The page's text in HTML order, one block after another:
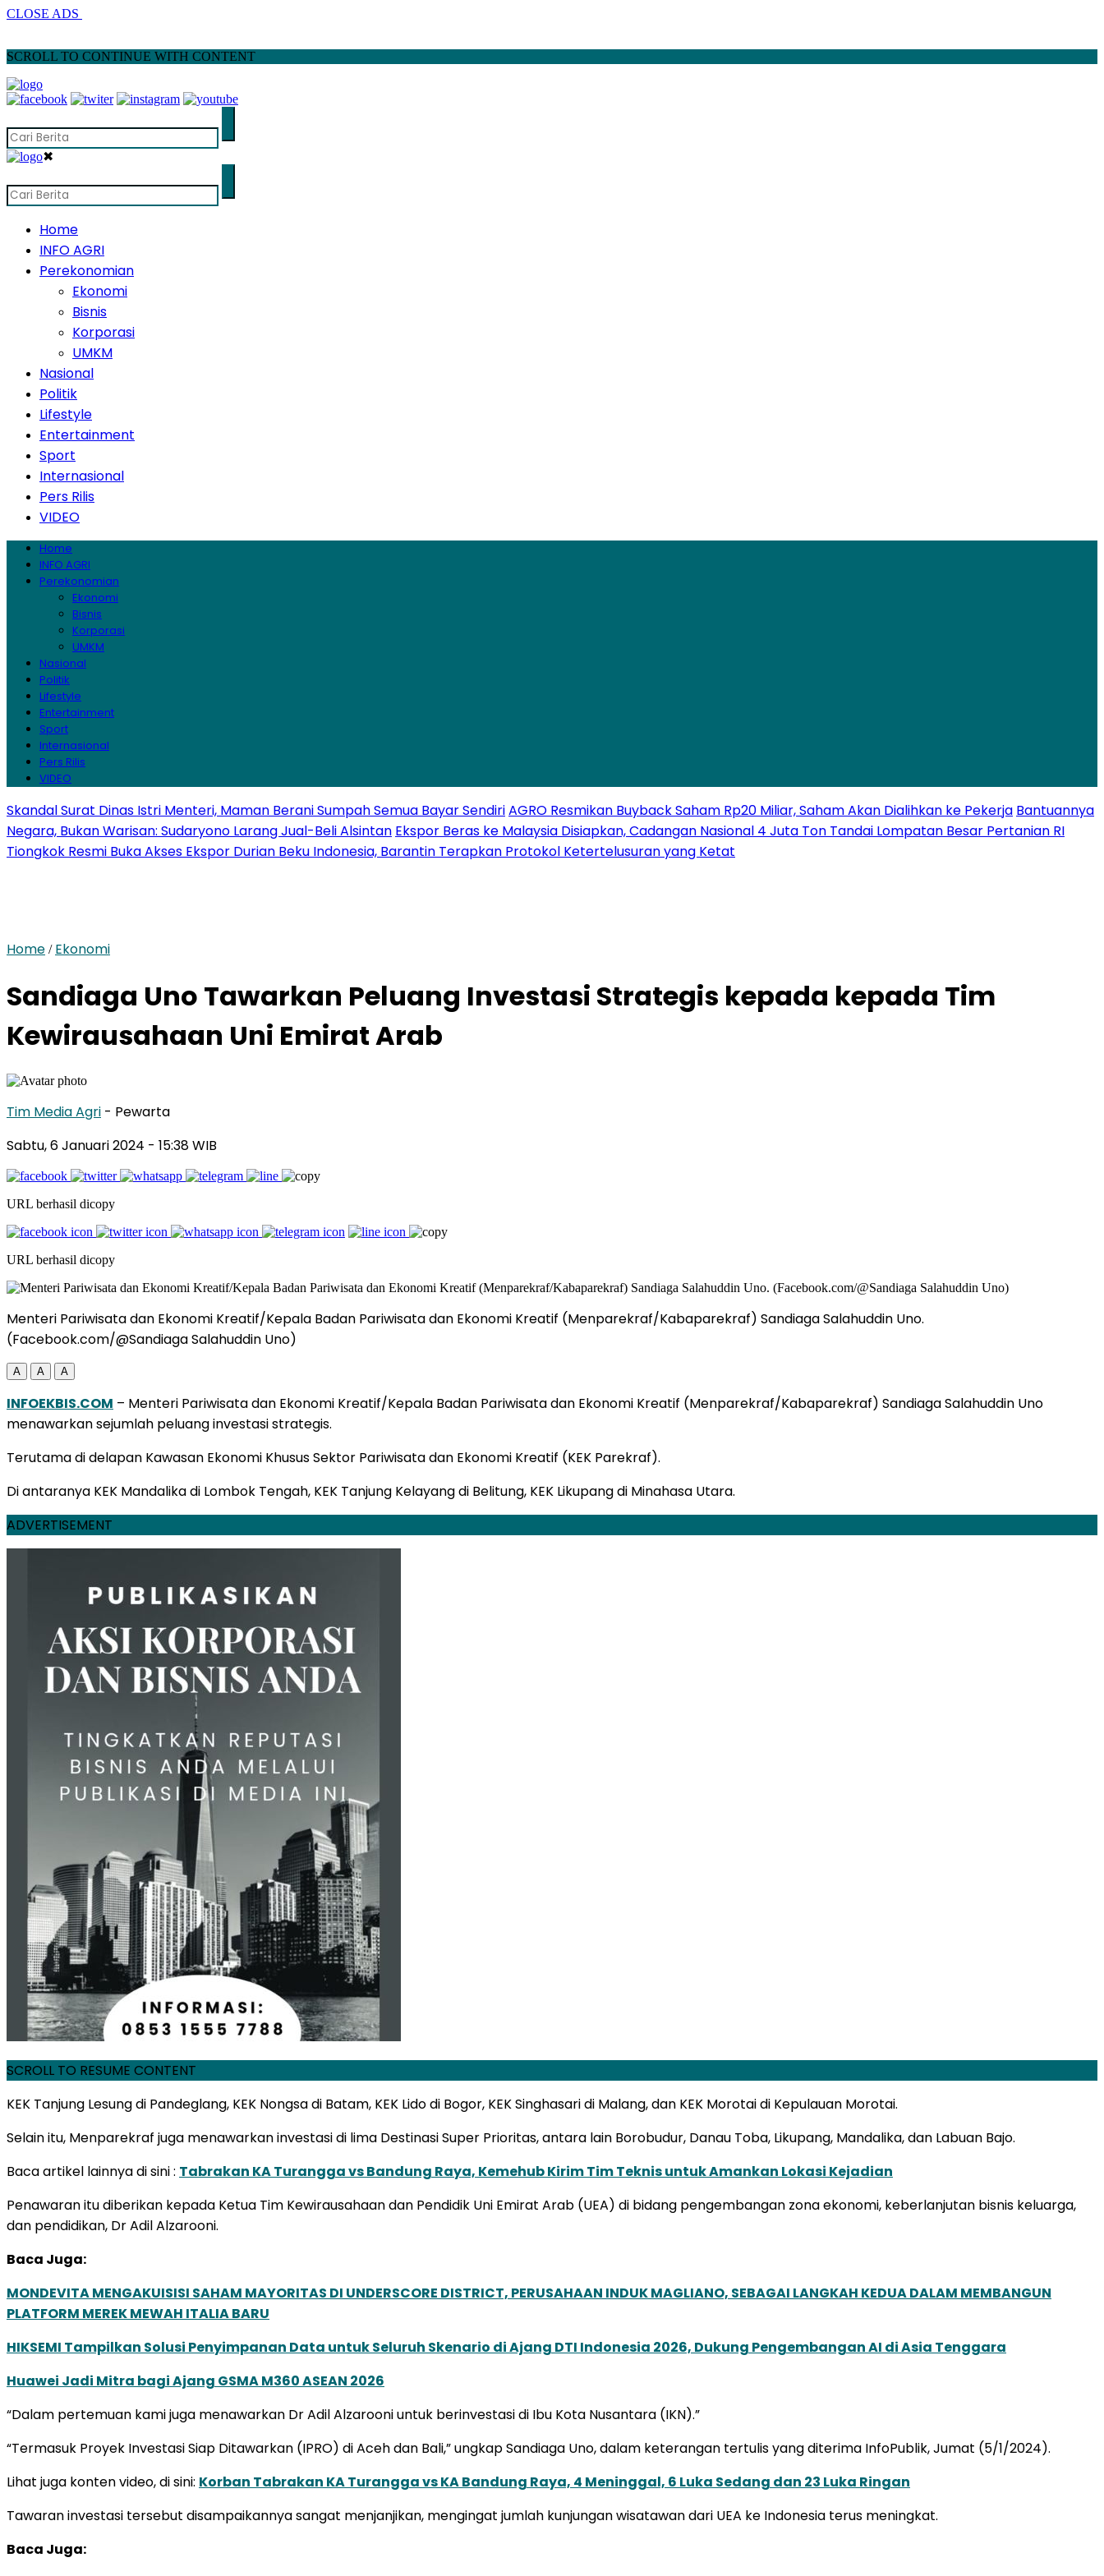
CLOSE ADS
SCROLL TO CONTINUE WITH CONTENT
✖
Home
INFO AGRI
Perekonomian
Ekonomi
Bisnis
Korporasi
UMKM
Nasional
Politik
Lifestyle
Entertainment
Sport
Internasional
Pers Rilis
VIDEO
Home
INFO AGRI
Perekonomian
Ekonomi
Bisnis
Korporasi
UMKM
Nasional
Politik
Lifestyle
Entertainment
Sport
Internasional
Pers Rilis
VIDEO
Skandal Surat Dinas Istri Menteri, Maman Berani Sumpah Semua Bayar SendiriAGRO Resmikan Buyback Saham Rp20 Miliar, Saham Akan Dialihkan ke Pekerja Bantuannya
Negara, Bukan Warisan: Sudaryono Larang Jual-Beli Alsintan Ekspor Beras ke Malaysia Disiapkan, Cadangan Nasional 4 Juta Ton Tandai Lompatan Besar Pertanian RI
Tiongkok Resmi Buka Akses Ekspor Durian Beku Indonesia, Barantin Terapkan Protokol Ketertelusuran yang Ketat
Home / Ekonomi
Sandiaga Uno Tawarkan Peluang Investasi Strategis kepada kepada Tim
Kewirausahaan Uni Emirat Arab
Tim Media Agri - Pewarta
Sabtu, 6 Januari 2024 - 15:38 WIB
URL berhasil dicopy
URL berhasil dicopy
Menteri Pariwisata dan Ekonomi Kreatif/Kepala Badan Pariwisata dan Ekonomi Kreatif (Menparekraf/Kabaparekraf) Sandiaga Salahuddin Uno.
(Facebook.com/@Sandiaga Salahuddin Uno)
A A A
INFOEKBIS.COM – Menteri Pariwisata dan Ekonomi Kreatif/Kepala Badan Pariwisata dan Ekonomi Kreatif (Menparekraf/Kabaparekraf) Sandiaga Salahuddin Uno
menawarkan sejumlah peluang investasi strategis.
Terutama di delapan Kawasan Ekonomi Khusus Sektor Pariwisata dan Ekonomi Kreatif (KEK Parekraf).
Di antaranya KEK Mandalika di Lombok Tengah, KEK Tanjung Kelayang di Belitung, KEK Likupang di Minahasa Utara.
ADVERTISEMENT
SCROLL TO RESUME CONTENT
KEK Tanjung Lesung di Pandeglang, KEK Nongsa di Batam, KEK Lido di Bogor, KEK Singhasari di Malang, dan KEK Morotai di Kepulauan Morotai.
Selain itu, Menparekraf juga menawarkan investasi di lima Destinasi Super Prioritas, antara lain Borobudur, Danau Toba, Likupang, Mandalika, dan Labuan Bajo.
Baca artikel lainnya di sini : Tabrakan KA Turangga vs Bandung Raya, Kemehub Kirim Tim Teknis untuk Amankan Lokasi Kejadian
Penawaran itu diberikan kepada Ketua Tim Kewirausahaan dan Pendidik Uni Emirat Arab (UEA) di bidang pengembangan zona ekonomi, keberlanjutan bisnis keluarga,
dan pendidikan, Dr Adil Alzarooni.
Baca Juga:
MONDEVITA MENGAKUISISI SAHAM MAYORITAS DI UNDERSCORE DISTRICT, PERUSAHAAN INDUK MAGLIANO, SEBAGAI LANGKAH KEDUA DALAM MEMBANGUN
PLATFORM MEREK MEWAH ITALIA BARU
HIKSEMI Tampilkan Solusi Penyimpanan Data untuk Seluruh Skenario di Ajang DTI Indonesia 2026, Dukung Pengembangan AI di Asia Tenggara
Huawei Jadi Mitra bagi Ajang GSMA M360 ASEAN 2026
“Dalam pertemuan kami juga menawarkan Dr Adil Alzarooni untuk berinvestasi di Ibu Kota Nusantara (IKN).”
“Termasuk Proyek Investasi Siap Ditawarkan (IPRO) di Aceh dan Bali,” ungkap Sandiaga Uno, dalam keterangan tertulis yang diterima InfoPublik, Jumat (5/1/2024).
Lihat juga konten video, di sini: Korban Tabrakan KA Turangga vs KA Bandung Raya, 4 Meninggal, 6 Luka Sedang dan 23 Luka Ringan
Tawaran investasi tersebut disampaikannya sangat menjanjikan, mengingat jumlah kunjungan wisatawan dari UEA ke Indonesia terus meningkat.
Baca Juga: